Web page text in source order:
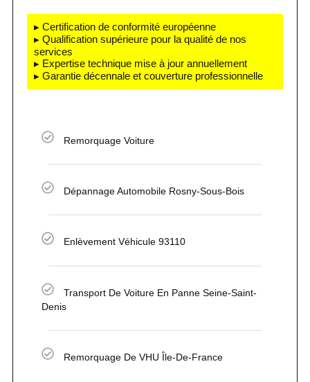
▸ Certification de conformité européenne
▸ Qualification supérieure pour la qualité de nos
services
▸ Expertise technique mise à jour annuellement
▸ Garantie décennale et couverture professionnelle
Remorquage Voiture
Dépannage Automobile Rosny-Sous-Bois
Enlèvement Véhicule 93110
Transport De Voiture En Panne Seine-Saint-
Denis
Remorquage De VHU Île-De-France